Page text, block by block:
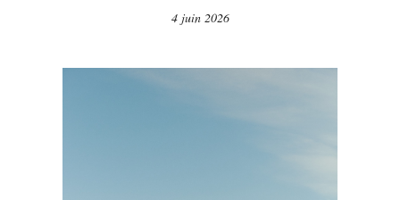
4 juin 2026